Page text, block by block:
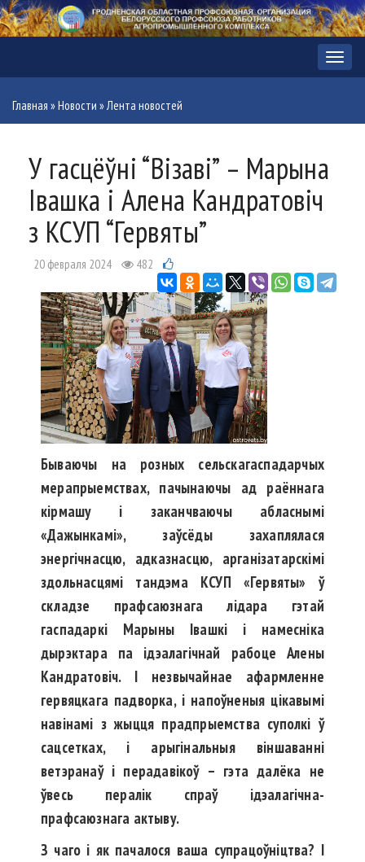
Меню
Главная »Новости »Лента новостей
У гасцёўні “Візаві” – Марына
Івашка і Алена Кандратовіч
з КСУП “Гервяты”
20 февраля 2024 482
Бываючы на розных сельскагаспадарчых
мерапрыемствах, пачынаючы ад раённага
кірмашу і заканчваючы абласнымі
«Дажынкамі», заўсёды захаплялася
энергічнасцю, адказнасцю, арганізатарскімі
здоль­насцямі тандэма КСУП «Гервяты» ў
складзе прафсаюзнага лідара гэтай
гаспадаркі Марыны Івашкі і намесніка
дырэктара па ідэалагічнай рабоце Алены
Кандратовіч. І незвычайнае афармленне
гервяцкага падворка, і напоўненыя цікавымі
навінамі з жыцця прадпрыемства суполкі ў
сацсетках, і арыгінальныя віншаванні
ветэранаў і перадавікоў – гэта далёка не
ўвесь пералік спраў ідэалагічна-
прафсаюзнага актыву.
З чаго і як пачалося ваша супра­цоўніцт­ва? І